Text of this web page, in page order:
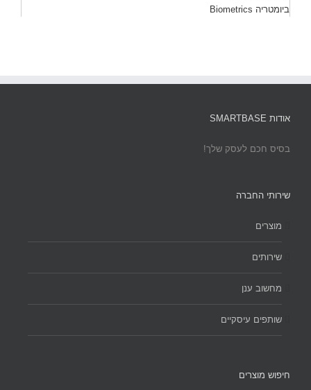
ביומטריה Biometrics
אודות SMARTBASE
בסיס חכם לעסק שלך!
שירותי החברה
מוצרים
שירותים
מחשוב ענן
שותפים עיסקיים
חיפוש מוצרים